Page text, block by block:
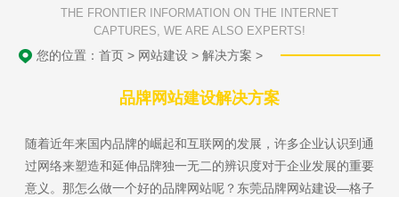
THE FRONTIER INFORMATION ON THE INTERNET
CAPTURES, WE ARE ALSO EXPERTS!
您的位置：首页 > 网站建设 >解决方案 >
品牌网站建设解决方案
随着近年来国内品牌的崛起和互联网的发展，许多企业认识到通
过网络来塑造和延伸品牌独一无二的辨识度对于企业发展的重要
意义。那怎么做一个好的品牌网站呢？东莞品牌网站建设—格子